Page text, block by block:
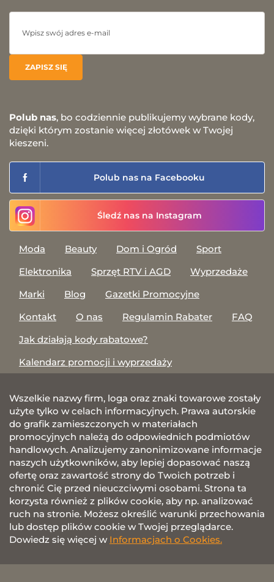
Polub nas, bo codziennie publikujemy wybrane kody,
dzięki którym zostanie więcej złotówek w Twojej
kieszeni.
Polub nas na Facebooku
Śledź nas na Instagram
Moda Beauty Dom i Ogród
Sport
Elektronika
Sprzęt RTV i AGD
Wyprzedaże
Marki
Blog
Gazetki Promocyjne
Kontakt
O nas Regulamin Rabater
FAQ
Jak działają kody rabatowe?
Kalendarz promocji i wyprzedaży
Wszelkie nazwy firm, loga oraz znaki towarowe zostały
użyte tylko w celach informacyjnych. Prawa autorskie
do grafik zamieszczonych w materiałach
promocyjnych należą do odpowiednich podmiotów
handlowych. Analizujemy zanonimizowane informacje
naszych użytkowników, aby lepiej dopasować naszą
ofertę oraz zawartość strony do Twoich potrzeb i
chronić Cię przed nieuczciwymi osobami. Strona ta
korzysta również z plików cookie, aby np. analizować
ruch na stronie. Możesz określić warunki przechowania
lub dostęp plików cookie w Twojej przeglądarce.
Dowiedz się więcej w Informacjach o Cookies.